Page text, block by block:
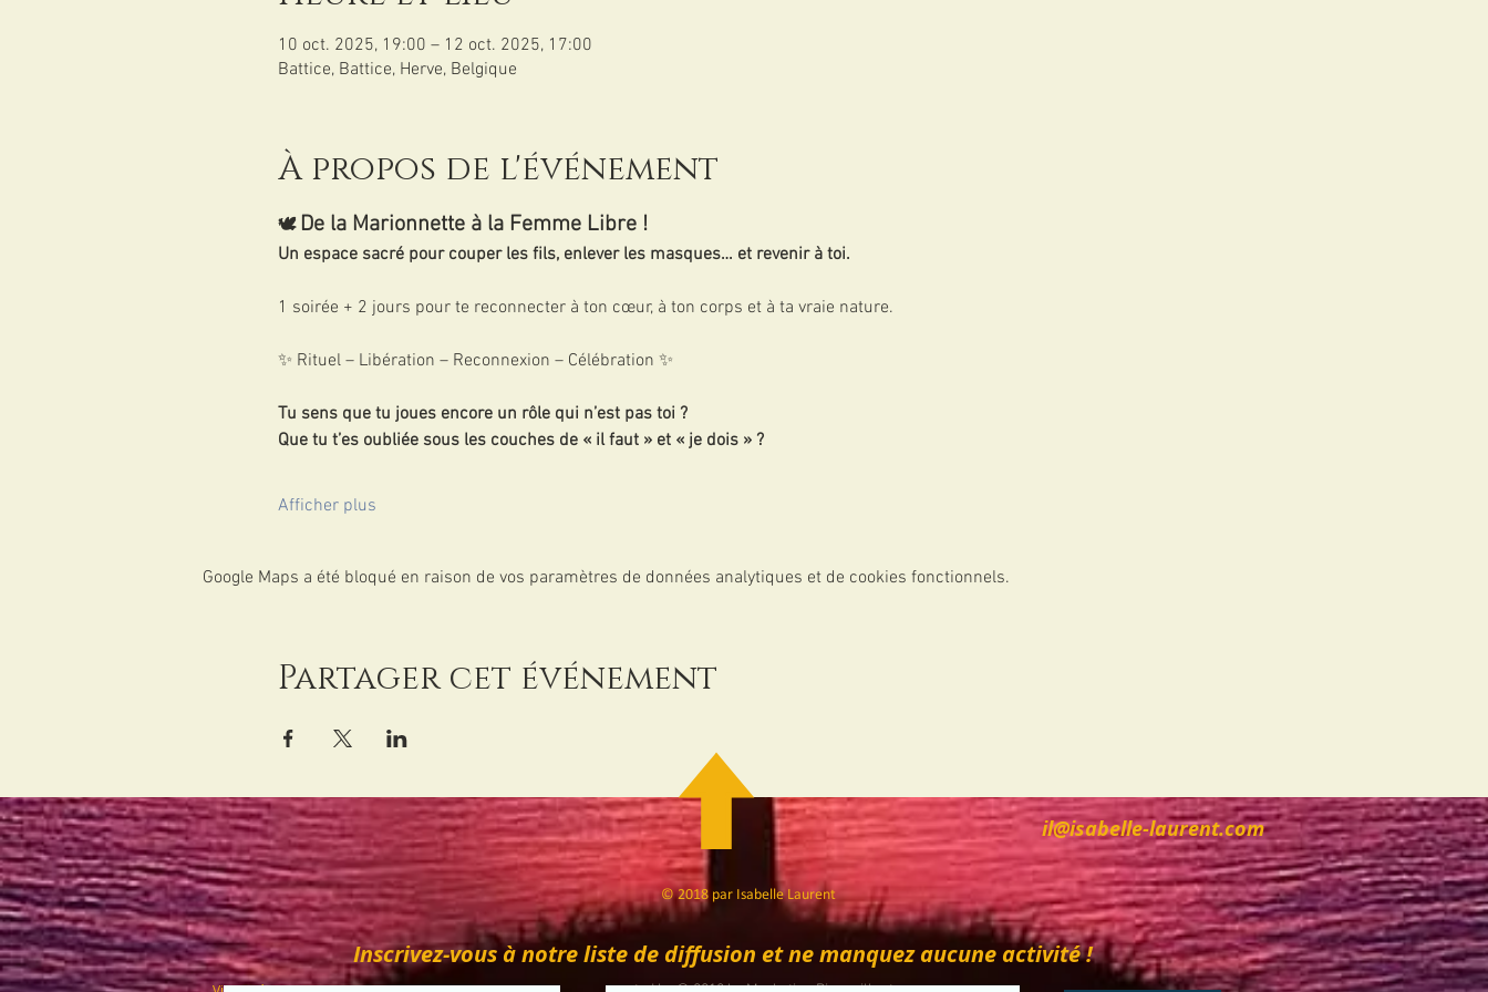
10 oct. 2025, 19:00 – 12 oct. 2025, 17:00
Battice, Battice, Herve, Belgique
À propos de l'événement
🕊️ De la Marionnette à la Femme Libre !
Un espace sacré pour couper les fils, enlever les masques… et revenir à toi.
1 soirée + 2 jours pour te reconnecter à ton cœur, à ton corps et à ta vraie nature.
✨ Rituel – Libération – Reconnexion – Célébration ✨
Tu sens que tu joues encore un rôle qui n’est pas toi ?
Que tu t’es oubliée sous les couches de « il faut » et « je dois » ?
Afficher plus
Google Maps a été bloqué en raison de vos paramètres de données analytiques et de cookies fonctionnels.
Partager cet événement
il@isabelle-laurent.com
© 2018 par Isabelle Laurent
Inscrivez-vous à notre liste de diffusion et ne manquez aucune activité !